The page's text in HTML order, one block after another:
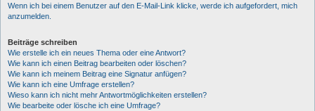
Wenn ich bei einem Benutzer auf den E-Mail-Link klicke, werde ich aufgefordert, mich
anzumelden.
Beiträge schreiben
Wie erstelle ich ein neues Thema oder eine Antwort?
Wie kann ich einen Beitrag bearbeiten oder löschen?
Wie kann ich meinem Beitrag eine Signatur anfügen?
Wie kann ich eine Umfrage erstellen?
Wieso kann ich nicht mehr Antwortmöglichkeiten erstellen?
Wie bearbeite oder lösche ich eine Umfrage?